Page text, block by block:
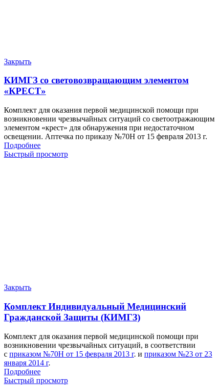
Закрыть
КИМГЗ со световозвращающим элементом
«КРЕСТ»
Комплект для оказания первой медицинской помощи при
возникновении чрезвычайных ситуаций со светоотражающим
элементом «крест» для обнаружения при недостаточном
освещении. Аптечка по приказу №70Н от 15 февраля 2013 г.
Подробнее
Быстрый просмотр
Закрыть
Комплект Индивидуальный Медицинский
Гражданской Защиты (КИМГЗ)
Комплект для оказания первой медицинской помощи при
возникновении чрезвычайных ситуаций, в соответствии
с приказом №70Н от 15 февраля 2013 г. и приказом №23 от 23
января 2014 г.
Подробнее
Быстрый просмотр